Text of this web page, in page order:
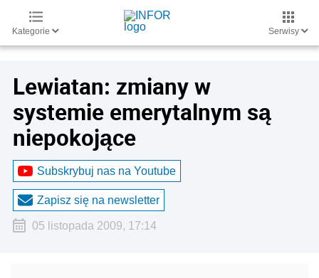
Kategorie Serwisy
Lewiatan: zmiany w
systemie emerytalnym są
niepokojące
Subskrybuj nas na Youtube
Zapisz się na newsletter
05 listopada 2009, 17:14